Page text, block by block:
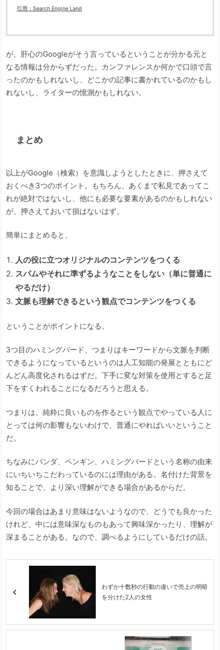
引用：Search Engine Land
が、肝心のGoogleがそう言っているということが分かる元と
なる情報は分からずだった。カンファレンスか何かで口頭で言
ったのかもしれないし、どこかの記事に書かれているのかもし
れないし、ライターの憶測かもしれない。
まとめ
以上がGoogle（検索）を意識しようとしたときに、押さえて
おくべき3つのポイント。もちろん、あくまで私見であってこ
れが絶対ではないし、他にも必要な要素があるのかもしれない
が、押さえておいて損はないはず。
簡単にまとめると、
人の役に立つオリジナルのコンテンツをつくる
スパムやそれに準ずるようなことをしない（単に普通に
やるだけ）
文脈も理解できるという観点でコンテンツをつくる
ということがポイントになる。
3つ目のハミングバード、つまりはキーワードから文脈を判断
できるようになっているというのは人工知能の発展とともにど
んどん高度化されるはずだ。下手に変な対策を使用とすると足
下をすくわれることになるだろうと思える。
つまりは、純粋に良いものを作るという観点でやっている人に
とっては何の影響もないわけで、普通にやればいいということ
だ。
ちなみにパンダ、ペンギン、ハミングバードという名称の由来
にいちいちこだわっているのには理由がある。名付けた背景を
知ることで、より深い理解ができる場合があるからだ。
今回の場合はあまり意味はないようなので、どうでも良かった
けれど、中には意味深なものもあって興味深かったり、理解が
深まることがある。なので、調べるようにしているだけの話。
わずか十数秒の行動の違いで売上の明暗
を分けた2人の女性